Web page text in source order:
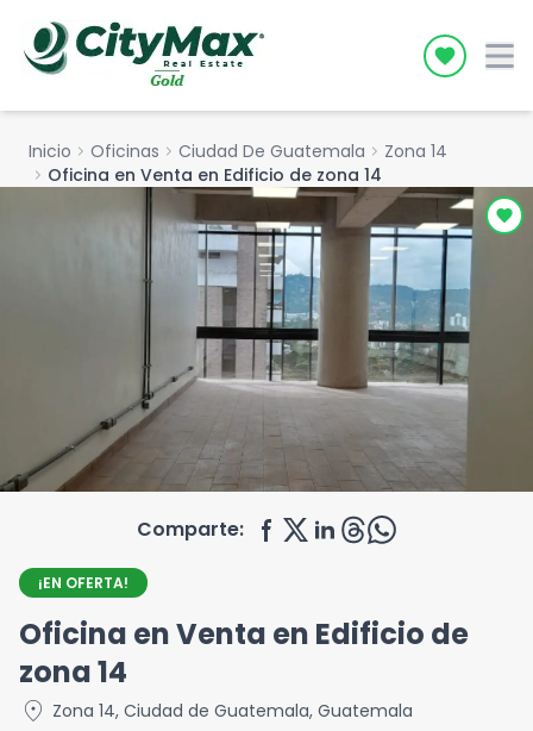
Icon
Inicio chevron_right Oficinas chevron_right Ciudad De Guatemala chevron_right Zona 14
chevron_right Oficina en Venta en Edificio de zona 14
Comparte:
¡EN OFERTA!
Oficina en Venta en Edificio de
zona 14
location_on Zona 14, Ciudad de Guatemala, Guatemala